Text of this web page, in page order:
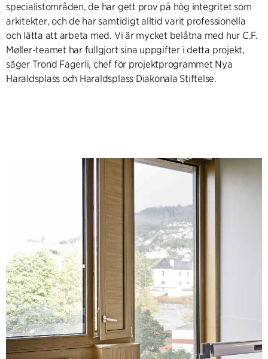
specialistområden, de har gett prov på hög integritet som
arkitekter, och de har samtidigt alltid varit professionella
och lätta att arbeta med. Vi är mycket belåtna med hur C.F.
Møller-teamet har fullgjort sina uppgifter i detta projekt,
säger Trond Fagerli, chef för projektprogrammet Nya
Haraldsplass och Haraldsplass Diakonala Stiftelse.